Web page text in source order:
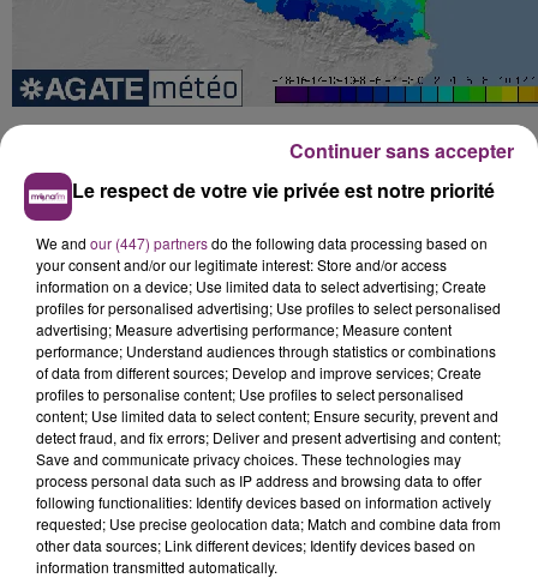
Le respect de votre vie privée est notre priorité
We and our (447) partnersdo the following data processing based on
your consent and/or our legitimate interest: Store and/or access
information on a device; Use limited data to select advertising; Create
profiles for personalised advertising; Use profiles to select personalised
advertising; Measure advertising performance; Measure content
performance; Understand audiences through statistics or combinations
of data from different sources; Develop and improve services; Create
profiles to personalise content; Use profiles to select personalised
content; Use limited data to select content; Ensure security, prevent and
detect fraud, and fix errors; Deliver and present advertising and content;
Save and communicate privacy choices. These technologies may
process personal data such as IP address and browsing data to offer
following functionalities: Identify devices based on information actively
requested; Use precise geolocation data; Match and combine data from
other data sources; Link different devices; Identify devices based on
information transmitted automatically.
Continuer sans accepter